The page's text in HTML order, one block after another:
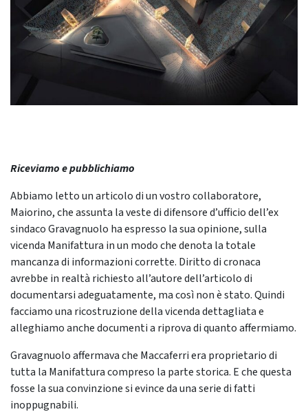
Riceviamo e pubblichiamo
Abbiamo letto un articolo di un vostro collaboratore,
Maiorino, che assunta la veste di difensore d’ufficio dell’ex
sindaco Gravagnuolo ha espresso la sua opinione, sulla
vicenda Manifattura in un modo che denota la totale
mancanza di informazioni corrette. Diritto di cronaca
avrebbe in realtà richiesto all’autore dell’articolo di
documentarsi adeguatamente, ma così non è stato. Quindi
facciamo una ricostruzione della vicenda dettagliata e
alleghiamo anche documenti a riprova di quanto affermiamo.
Gravagnuolo affermava che Maccaferri era proprietario di
tutta la Manifattura compreso la parte storica. E che questa
fosse la sua convinzione si evince da una serie di fatti
inoppugnabili.